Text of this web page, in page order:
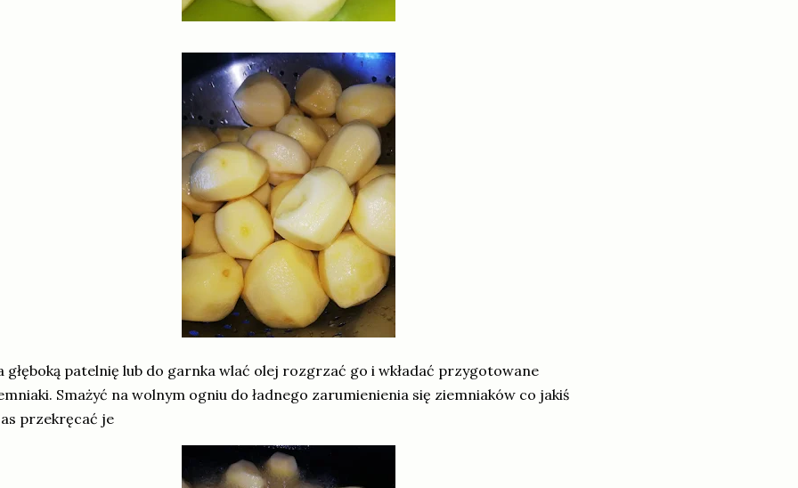
głęboką patelnię lub do garnka wlać olej rozgrzać go i wkładać przygotowane
Smażyć na wolnym ogniu do ładnego zarumienienia się ziemniaków co jakiś
przekręcać je